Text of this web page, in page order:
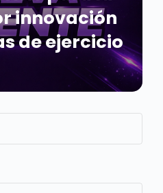
innovación
de ejercicio